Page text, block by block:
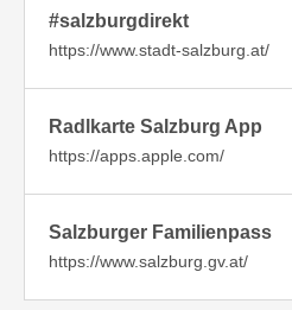
#salzburgdirekt
https://www.stadt-salzburg.at/
Radlkarte Salzburg App
https://apps.apple.com/
Salzburger Familienpass
https://www.salzburg.gv.at/